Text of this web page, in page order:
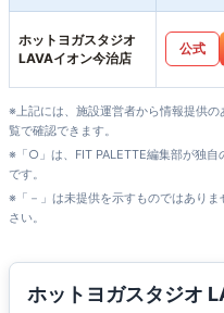
ホットヨガスタジオ
LAVAイオン今治店
公式
※上記には、施設運営者から情報提供
覧で確認できます。
※「○」は、FIT PALETTE編集部が独自
です。
※「－」は未提供を示すものではあり
さい。
ホットヨガスタジオ